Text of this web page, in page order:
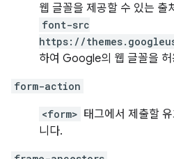
웹 글꼴을 제공할 수 있는 출
font-src
https://
하여 Google의 웹 글꼴을
form-action
<form> 태그에서 제출할
니다.